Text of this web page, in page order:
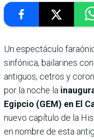
Un espectáculo
sinfónica, bailarines
antiguos, cetros y
por la noche la
Egipcio (GEM) en El
nuevo capítulo de la
en nombre de esta